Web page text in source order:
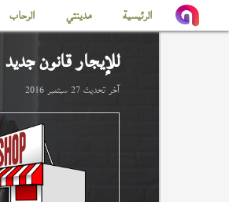
الرئيسية مدينتي الرحاب
للإيجار قانون
آخر تحديث27 سبتمبر 2016